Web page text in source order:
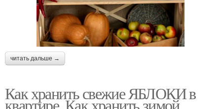
читать дальше →
Как хранить свежие ЯБЛОКИ в